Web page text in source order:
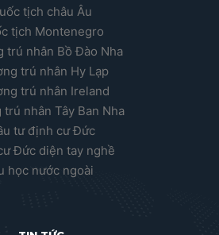
tịch châu Âu
tịch Montenegro
trú nhân Bồ Đào Nha
trú nhân Hy Lạp
trú nhân Ireland
trú nhân Tây Ban Nha
tư định cư Đức
Đức diện tay nghề
học nước ngoài